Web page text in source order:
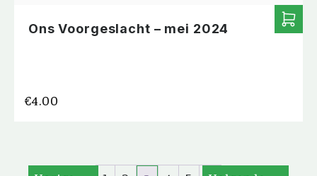
Ons Voorgeslacht – mei 2024
€4.00